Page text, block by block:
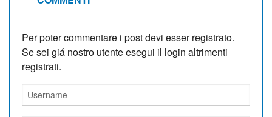
Per poter commentare i post devi esser registrato.
Se sei giá nostro utente esegui il login altrimenti
registrati.